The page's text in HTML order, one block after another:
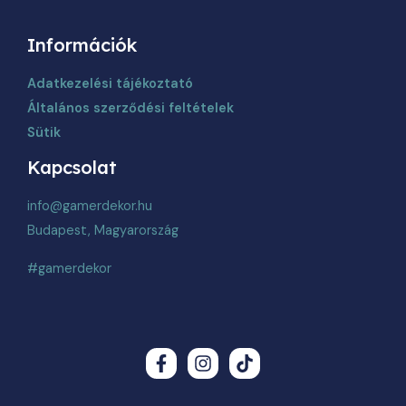
Információk
Adatkezelési tájékoztató
Általános szerződési feltételek
Sütik
Kapcsolat
info@gamerdekor.hu
Budapest, Magyarország
#gamerdekor